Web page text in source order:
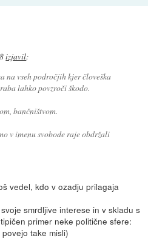
izjavil:
na vseh področjih kjer človeška
lahko povzroči škodo.
bančništvom.
v imenu svobode raje obdržali
vedel, kdo v ozadju prilagaja
smrdljive interese in v skladu s
primer neke politične sfere:
take misli)